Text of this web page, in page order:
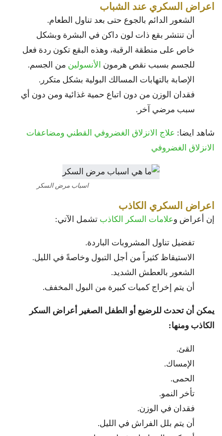
اعراض السكري عند الشباب
الشعور الدائم بالجوع حتى بعد تناول الطعام.
أن تنتشر بقع ذات لون داكن في البشرة وبشكل
خاص على منطقة الرقبة، وهذه البقع تكون ردة فعل
للجسم بسبب نقص هرمون
الأنسولين من الجسم.
الإصابة بالتهابات المسالك البولية بشكل متكرر.
فقدان الوزن من دون اتباع حمية غذائية ومن دون أي
سبب مرضي آخر.
شاهد ايضا: علاج الانزلاق الغضروفي القطني ومضاعفات
الانزلاق الغضروفي
اسباب مرض السكر
اعراض السكري الكاذب
إن أعراض وعلامات السكر الكاذب تشمل الآتي:
تفضيل تناول المشروبات الباردة.
الاستيقاظ كثيراً من أجل التبول وخاصةً في الليل.
الشعور بالعطش الشديد.
أن يتم إخراج كميات كبيرة من البول المخفف.
يمكن أن تحدث للرضيع أو الطفل الصغير أعراض السكر
الكاذب ومنها:
القئ.
الإمساك.
الحمى.
تأخر النمو.
فقدان في الوزن.
أن يتم بلل الفراش في الليل.